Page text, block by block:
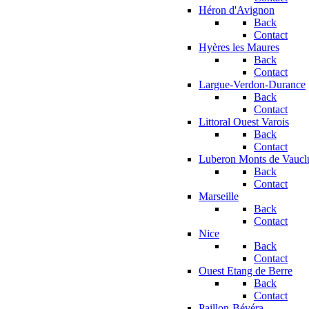
Héron d'Avignon
Back
Contact
Hyères les Maures
Back
Contact
Largue-Verdon-Durance
Back
Contact
Littoral Ouest Varois
Back
Contact
Luberon Monts de
Back
Contact
Marseille
Back
Contact
Nice
Back
Contact
Ouest Etang de Berre
Back
Contact